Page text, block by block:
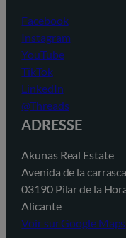
Facebook
Instagram
YouTube
TikTok
LinkedIn
@Threads
ADRESSE
Akunas Real Estate
Avenida de la
03190 Pilar de la
Alicante
Voir sur Google Maps